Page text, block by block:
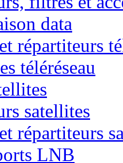
data
répartiteurs
téléréseau
satellites
répartiteurs
LNB